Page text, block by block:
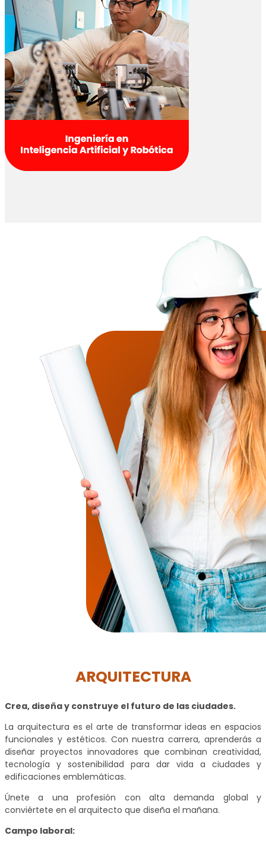
ARQUITECTURA
Crea, diseña y construye el futuro de las ciudades.
La arquitectura es el arte de transformar ideas en espacios
funcionales y estéticos. Con nuestra carrera, aprenderás a
diseñar proyectos innovadores que combinan creatividad,
tecnología y sostenibilidad para dar vida a ciudades y
edificaciones emblemáticas.
Únete a una profesión con alta demanda global y
conviértete en el arquitecto que diseña el mañana.
Campo laboral: